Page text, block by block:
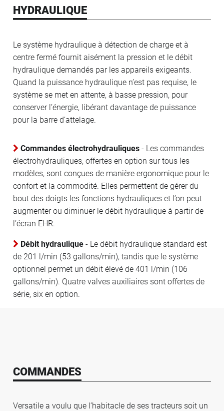
HYDRAULIQUE
Le système hydraulique à détection de charge et à
centre fermé fournit aisément la pression et le débit
hydraulique demandés par les appareils exigeants.
Quand la puissance hydraulique n’est pas requise, le
système se met en attente, à basse pression, pour
conserver l’énergie, libérant davantage de puissance
pour la barre d’attelage.
Commandes électrohydrauliques- Les commandes
électrohydrauliques, offertes en option sur tous les
modèles, sont conçues de manière ergonomique pour le
confort et la commodité. Elles permettent de gérer du
bout des doigts les fonctions hydrauliques et l’on peut
augmenter ou diminuer le débit hydraulique à partir de
l’écran EHR.
Débit hydraulique- Le débit hydraulique standard est
de 201 l/min (53 gallons/min), tandis que le système
optionnel permet un débit élevé de 401 l/min (106
gallons/min). Quatre valves auxiliaires sont offertes de
série, six en option.
COMMANDES
Versatile a voulu que l’habitacle de ses tracteurs soit un